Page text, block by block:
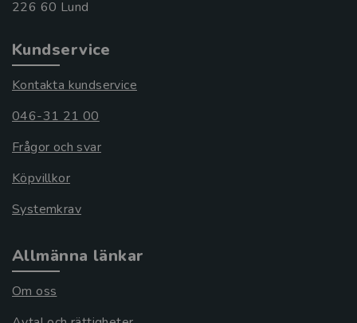
Kundservice
Kontakta kundservice
046-31 21 00
Frågor och svar
Köpvillkor
Systemkrav
Allmänna länkar
Om oss